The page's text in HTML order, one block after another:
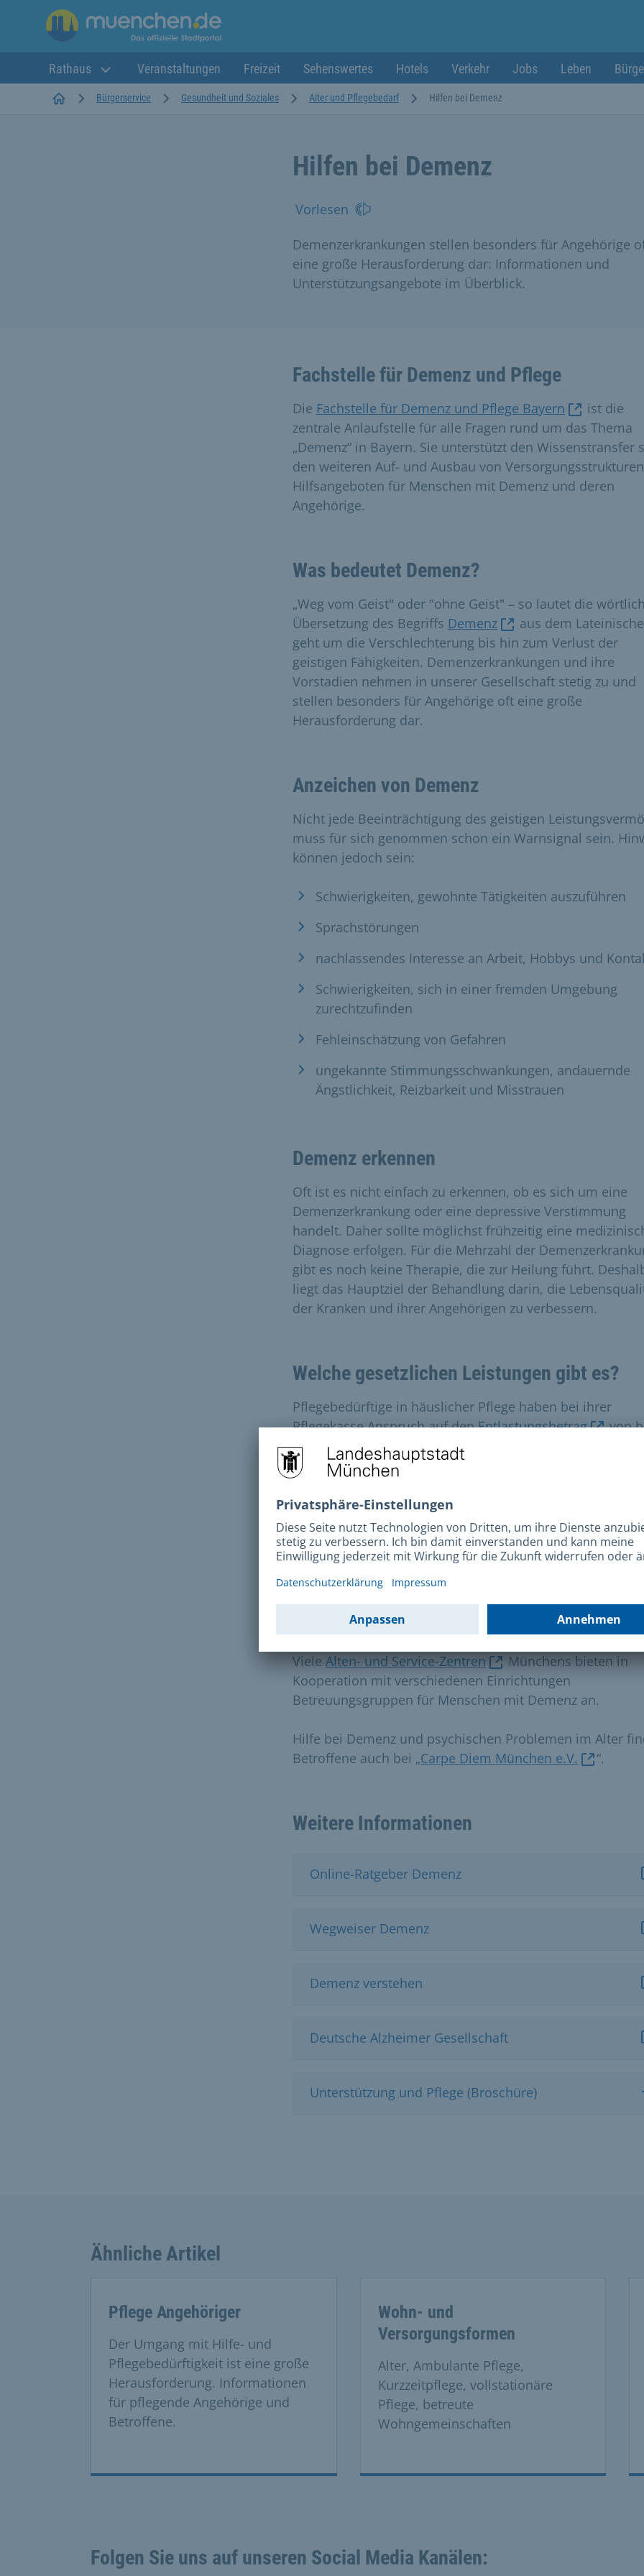
Rathaus Veranstaltungen Freizeit Sehenswertes Hotels Verkehr Jobs Leben
StartseiteBürgerservice Gesundheit und Soziales Alter und Pflegebedarf Hilfen bei Demenz
Hilfen bei Demenz
Vorlesen
Demenzerkrankungen stellen besonders für Angehörige
eine große Herausforderung dar: Informationen und
Unterstützungsangebote im Überblick.
Fachstelle für Demenz und Pflege
Die Fachstelle für Demenz und Pflege Bayern
ist die
zentrale Anlaufstelle für alle Fragen rund um das Thema
„Demenz“ in Bayern. Sie unterstützt den Wissenstransfer
den weiteren Auf- und Ausbau von
Hilfsangeboten für Menschen mit Demenz und deren
Angehörige.
Was bedeutet Demenz?
„Weg vom Geist" oder "ohne Geist" – so lautet die
Übersetzung des Begriffs Demenz
aus dem
geht um die Verschlechterung bis hin zum Verlust der
geistigen Fähigkeiten. Demenzerkrankungen und ihre
Vorstadien nehmen in unserer Gesellschaft stetig zu und
stellen besonders für Angehörige oft eine große
Herausforderung dar.
Anzeichen von Demenz
Nicht jede Beeinträchtigung des geistigen
muss für sich genommen schon ein Warnsignal sein.
können jedoch sein:
Schwierigkeiten, gewohnte Tätigkeiten auszuführen
Sprachstörungen
nachlassendes Interesse an Arbeit, Hobbys und
Schwierigkeiten, sich in einer fremden Umgebung
zurechtzufinden
Fehleinschätzung von Gefahren
ungekannte Stimmungsschwankungen, andauernde
Ängstlichkeit, Reizbarkeit und Misstrauen
Demenz erkennen
Oft ist es nicht einfach zu erkennen, ob es sich um eine
Demenzerkrankung oder eine depressive Verstimmung
handelt. Daher sollte möglichst frühzeitig eine
Diagnose erfolgen. Für die Mehrzahl der
gibt es noch keine Therapie, die zur Heilung führt.
liegt das Hauptziel der Behandlung darin, die
der Kranken und ihrer Angehörigen zu verbessern.
Welche gesetzlichen Leistungen gibt es?
Pflegebedürftige in häuslicher Pflege haben bei ihrer
Pflegekasse Anspruch auf denEntlastungsbetrag
von
125 Euro monatlich. Das gilt auch für Pflegebedürftige
Pflegegrades 1
. Der Betrag ist zweckgebunden
Wo finden Angehörige Unterstützung?
DieAlzheimer Gesellschaft München e.V.
unterstützt Menschen mit Demenz sowie Angehörige und
Interessierte durch verschiedene Angebote.
Viele Alten- und Service-Zentren
Münchens bieten in
Kooperation mit verschiedenen Einrichtungen
Betreuungsgruppen für Menschen mit Demenz an.
Hilfe bei Demenz und psychischen Problemen im Alter
Betroffene auch bei „Carpe Diem München e.V. “.
Weitere Informationen
Online-Ratgeber Demenz
Wegweiser Demenz
Demenz verstehen
Deutsche Alzheimer Gesellschaft
Unterstützung und Pflege (Broschüre)
Ähnliche Artikel
Pflege Angehöriger
Der Umgang mit Hilfe- und
Pflegebedürftigkeit ist eine große
Herausforderung. Informationen
für pflegende Angehörige und
Betroffene.
Wohn- und
Versorgungsformen
Alter, Ambulante Pflege,
Kurzzeitpflege, vollstationäre
Pflege, betreute
Wohngemeinschaften
Folgen Sie uns auf unseren Social Media Kanälen: